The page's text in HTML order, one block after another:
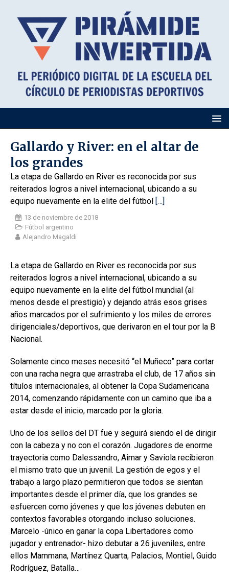
Gallardo y River: en el altar de
los grandes
La etapa de Gallardo en River es reconocida por sus
reiterados logros a nivel internacional, ubicando a su
equipo nuevamente en la elite del fútbol […]
13 de noviembre de 2018
Fútbol argentino
Alejandro Magaldi
La etapa de Gallardo en River es reconocida por sus
reiterados logros a nivel internacional, ubicando a su
equipo nuevamente en la elite del fútbol mundial (al
menos desde el prestigio) y dejando atrás esos grises
años marcados por el sufrimiento y los miles de errores
dirigenciales/deportivos, que derivaron en el tour por la B
Nacional.
Solamente cinco meses necesitó “el Muñeco” para cortar
con una racha negra que arrastraba el club, de 17 años sin
títulos internacionales, al obtener la Copa Sudamericana
2014, comenzando rápidamente con un camino que iba a
estar desde el inicio, marcado por la gloria.
Uno de los sellos del DT fue y seguirá siendo el de dirigir
con la cabeza y no con el corazón. Jugadores de enorme
trayectoria como Dalessandro, Aimar y Saviola recibieron
el mismo trato que un juvenil. La gestión de egos y el
trabajo a largo plazo permitieron que todos se sientan
importantes desde el primer día, que los grandes se
esfuercen como jóvenes y que los jóvenes debuten en
contextos favorables otorgando incluso soluciones.
Marcelo -único en ganar la copa Libertadores como
jugador y entrenador- hizo debutar a 26 juveniles, entre
ellos Mammana, Martínez Quarta, Palacios, Montiel, Guido
Rodríguez, Batalla…